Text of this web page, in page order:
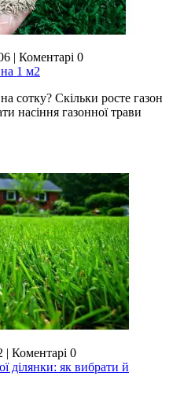
| Коментарі 0
на 1 м2
сотку? Скільки росте газон
насіння газонної трави
| Коментарі 0
ділянки: як вибрати й